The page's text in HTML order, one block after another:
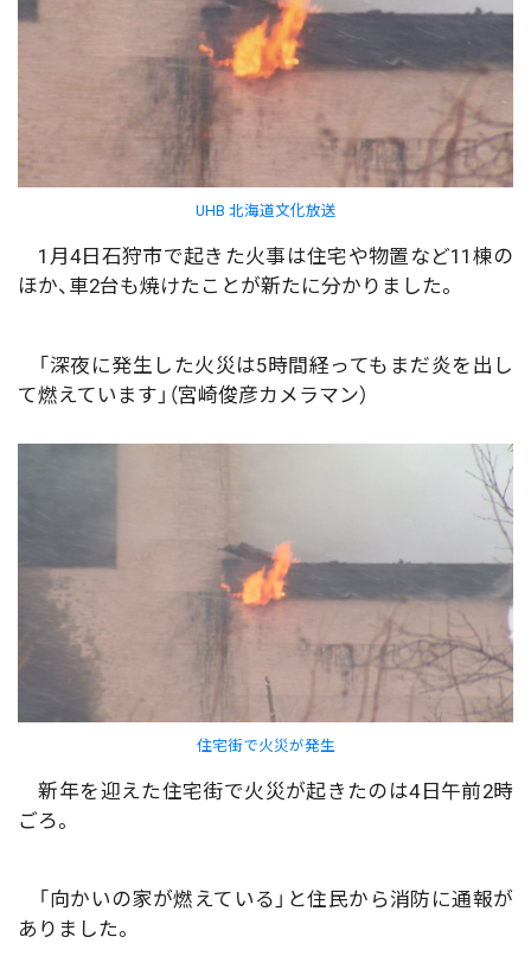
UHB 北海道文化放送
1月4日石狩市で起きた火事は住宅や物置など11棟の
ほか、車2台も焼けたことが新たに分かりました。
「深夜に発生した火災は5時間経ってもまだ炎を出し
て燃えています」（宮崎俊彦カメラマン）
住宅街で火災が発生
新年を迎えた住宅街で火災が起きたのは4日午前2時
ごろ。
「向かいの家が燃えている」と住民から消防に通報が
ありました。